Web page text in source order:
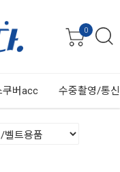
0
쿠버acc 수중촬영/통